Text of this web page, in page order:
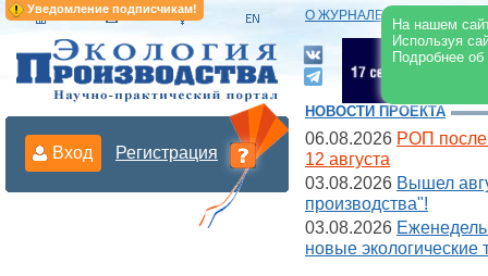
Уведомление подписчикам!
На нашем
Используя
Подробнее
О ЖУРНАЛЕ |
Вход Регистрация
НОВОСТИ ПРОЕКТА
06.08.2026 РОП после
12 августа
03.08.2026 Вышел
производства"!
03.08.2026
новые экологические